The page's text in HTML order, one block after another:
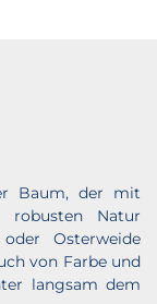
Baum, der mit
robusten Natur
Osterweide
von Farbe und
langsam dem